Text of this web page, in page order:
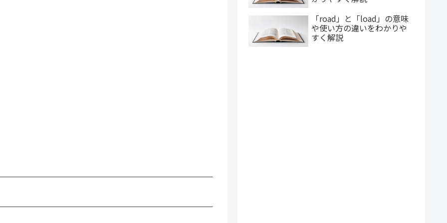
「road」と「load」の意味
や使い方の違いをわかりや
すく解説